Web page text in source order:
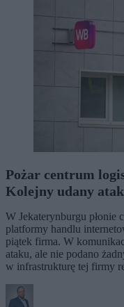
Pożar centrum
Kolejny udany
W Jekaterynburgu płonie
platformy handlu
piątek firma. W
ataku, ale nie podano
w infrastrukturę tej firmy